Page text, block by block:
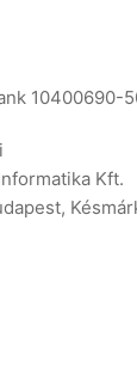
10400690-
Kft.